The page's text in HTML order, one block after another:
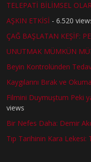
TELEPATİ BİLİMSEL
AŞKIN ETKİSİ - 6.520
ÇAĞ BAŞLATAN KEŞİF:
UNUTMAK MÜMKÜN
Beyin Kontrolünden
Kaygılarını Bırak ve
Filmini Duymuştum Peki
views
Bir Nefes Daha: Demir
Tıp Tarihinin Kara Lekesi: